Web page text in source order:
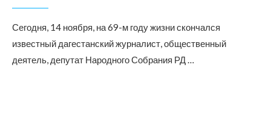
Сегодня, 14 ноября, на 69-м году жизни скончался
известный дагестанский журналист, общественный
деятель, депутат Народного Собрания РД …